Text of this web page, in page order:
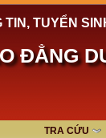
TIN, TUYỂN
ĐẲNG
TRA CỨU